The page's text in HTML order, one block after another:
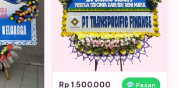
Rp 1.500.000 Pesan